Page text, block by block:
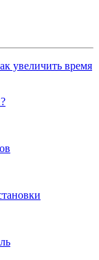
увеличить время